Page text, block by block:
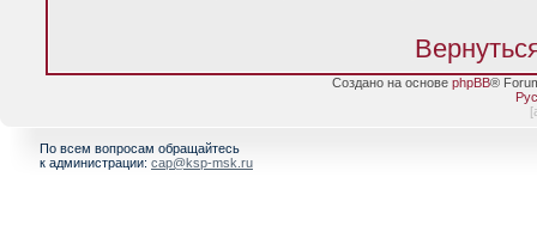
Создано на основе phpBB®
[
По всем вопросам обращайтесь
к администрации: cap@ksp-msk.ru